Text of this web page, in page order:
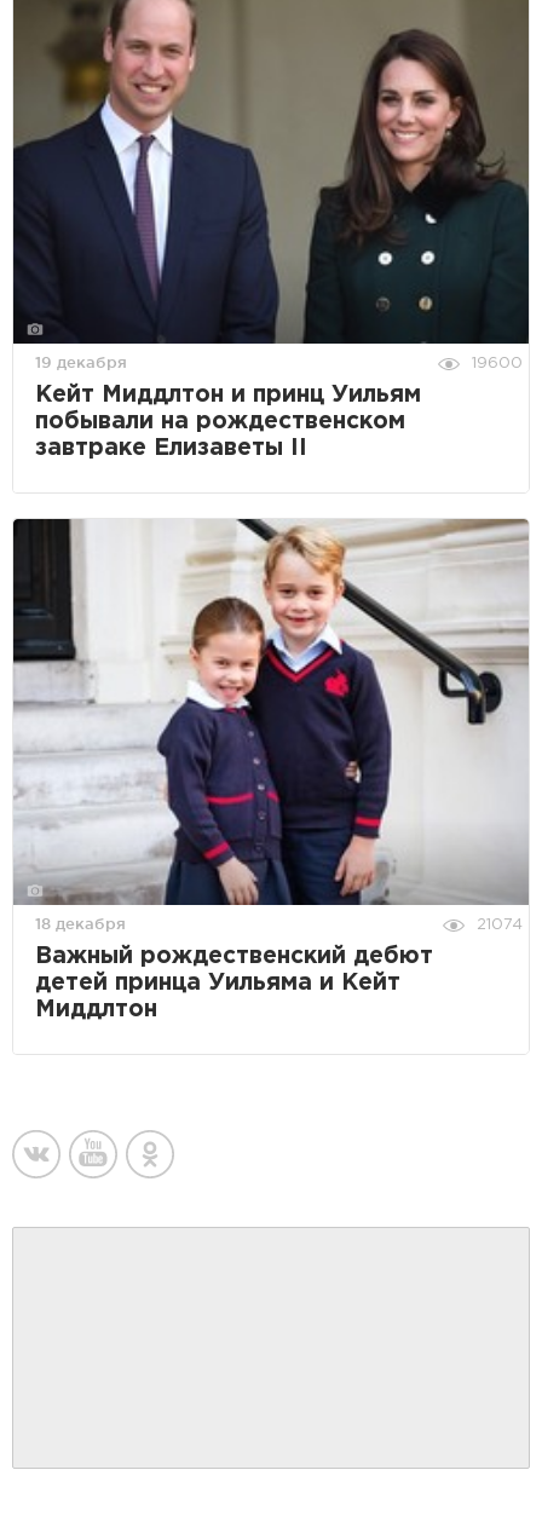
19 декабря 19600
Кейт Миддлтон и принц Уильям
побывали на рождественском
завтраке Елизаветы II
18 декабря 21074
Важный рождественский дебют
детей принца Уильяма и Кейт
Миддлтон